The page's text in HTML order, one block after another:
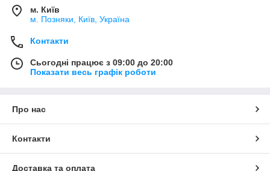
м. Київ
м. Позняки, Київ, Україна
Контакти
Сьогодні працює з 09:00 до 20:00
Показати весь графік роботи
Про нас
Контакти
Доставка та оплата